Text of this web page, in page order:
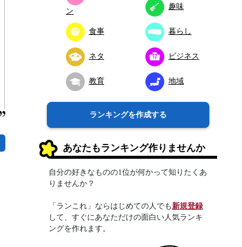
ン
趣味
食事 暮らし
ネタ ビジネス
教育 地域
ランキングを作成する
あなたもランキング作りませんか
自分の好きなものの1位が何かって知りたくあ
りませんか？
「ランこれ」ならはじめての人でも新規登録
して、すぐにあなただけの面白い人気ランキ
ングを作れます。